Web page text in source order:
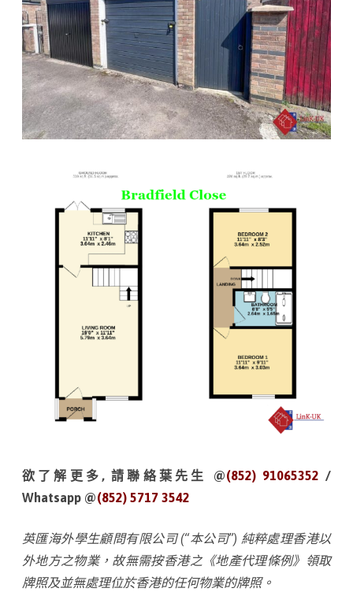
欲了解更多, 請聯絡葉先生 @(852) 91065352 /
Whatsapp @(852) 5717 3542
英匯海外學生顧問有限公司 (“本公司”) 純粹處理香港以
外地方之物業，故無需按香港之《地產代理條例》領取
牌照及並無處理位於香港的任何物業的牌照。